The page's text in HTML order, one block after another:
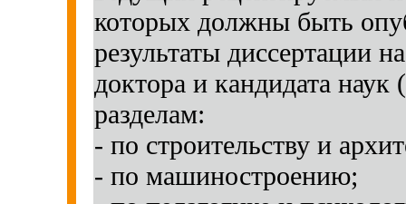
которых должны быть
результаты диссертации
доктора и кандидата
разделам:
- по строительству и
- по машиностроению;